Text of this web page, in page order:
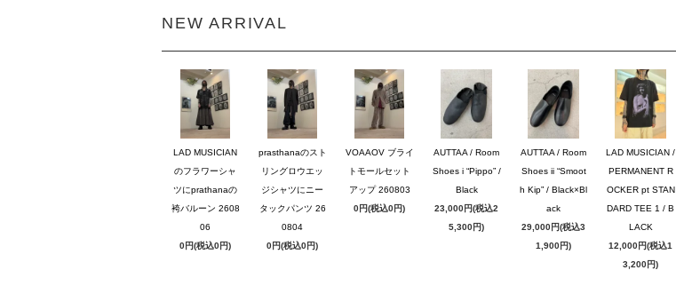
NEW ARRIVAL
LAD MUSICIAN
のフラワーシャ
ツにprathanaの
袴バルーン 2608
06
0円(税込0円)
prasthanaのスト
リングロウエッ
ジシャツにニー
タックパンツ 26
0804
0円(税込0円)
VOAAOV ブライ
トモールセット
アップ 260803
0円(税込0円)
AUTTAA / Room
Shoes i “Pippo” /
Black
23,000円(税込2
5,300円)
AUTTAA / Room
Shoes ii “Smoot
h Kip” / Black×Bl
ack
29,000円(税込3
1,900円)
LAD MUSICIAN /
PERMANENT R
OCKER pt STAN
DARD TEE 1 / B
LACK
12,000円(税込1
3,200円)